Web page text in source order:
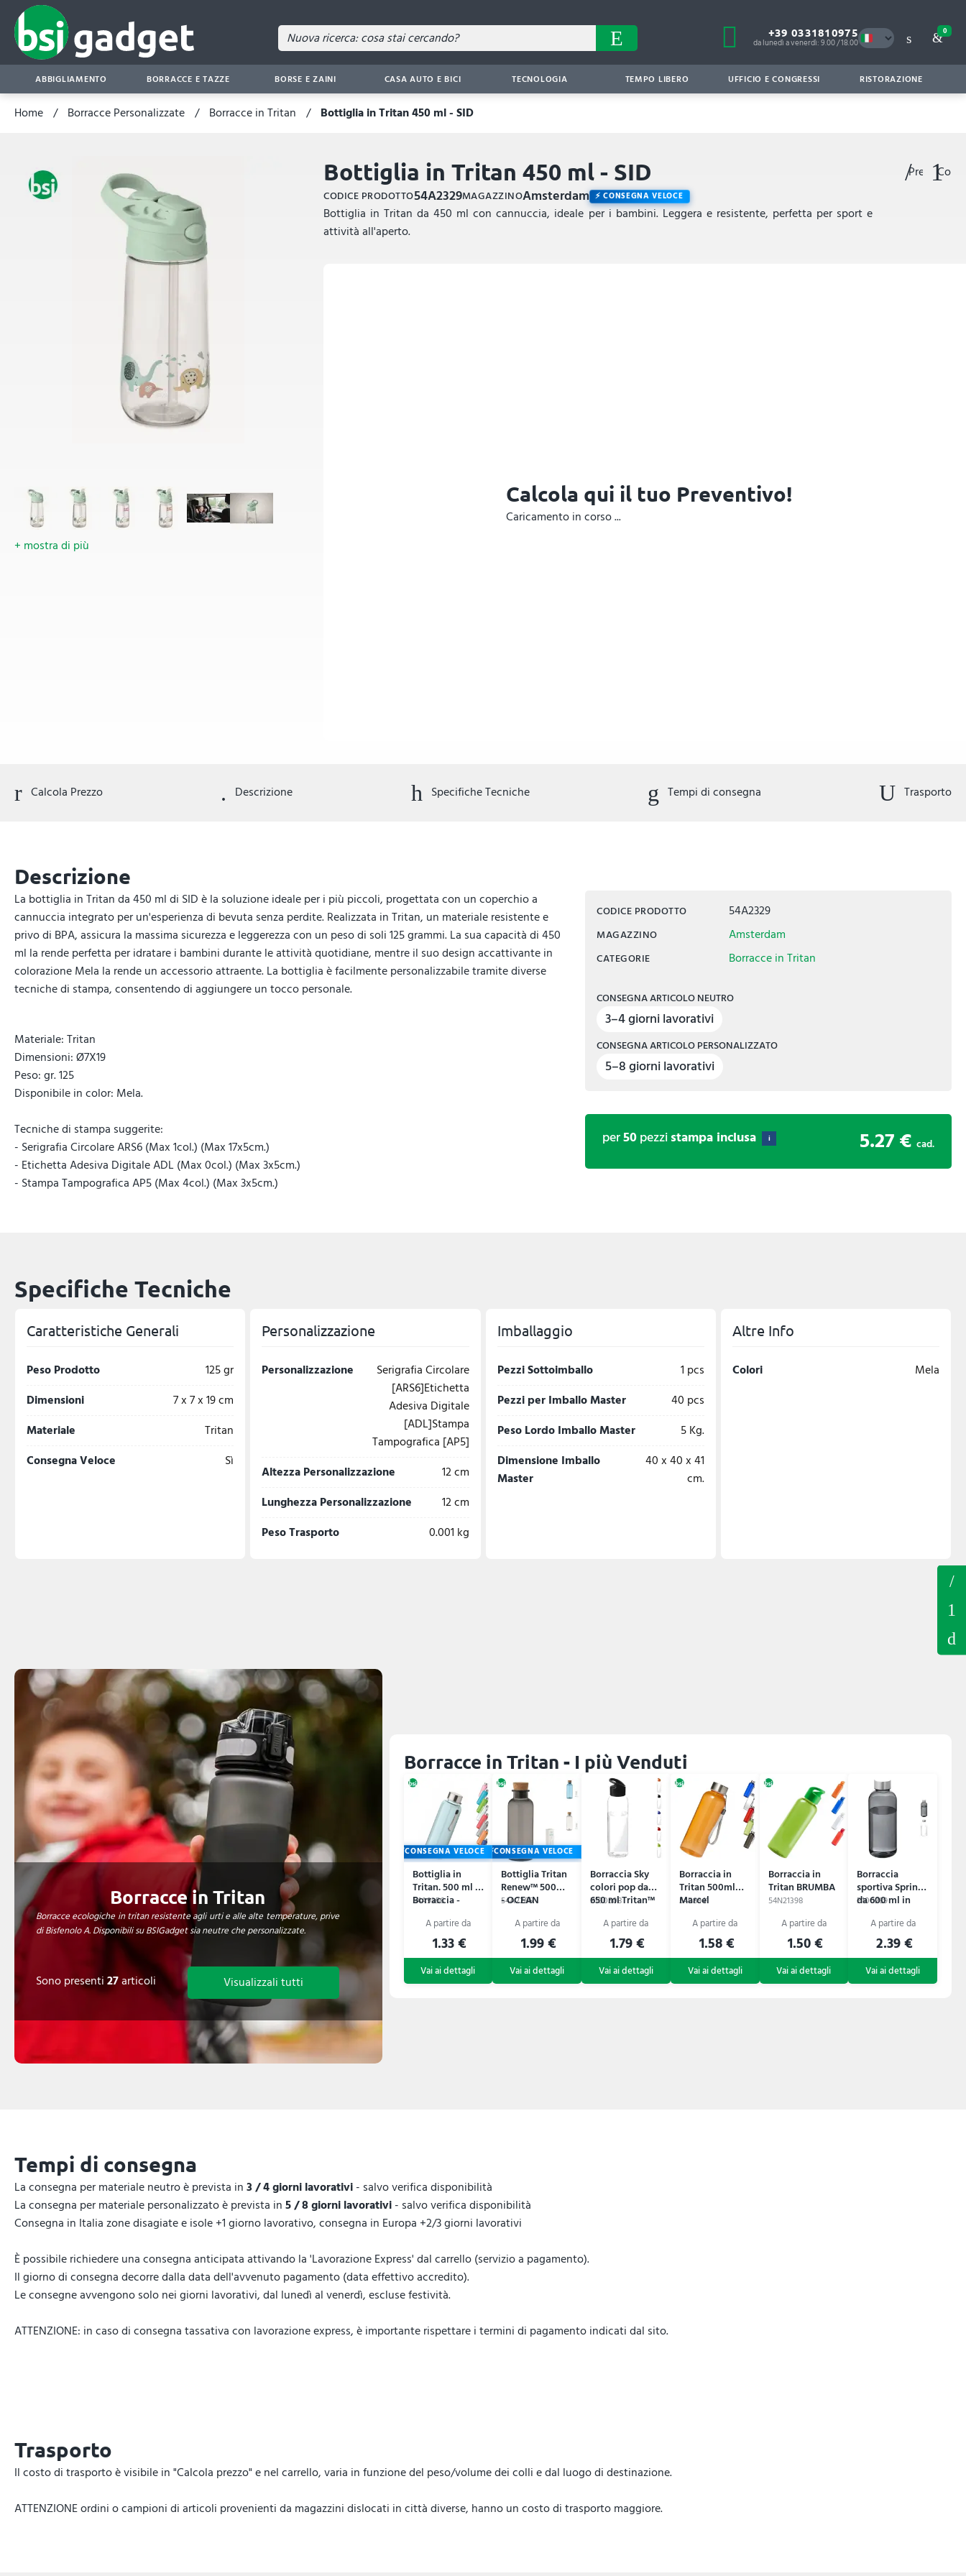
+39 0331810975
da lunedì a venerdì: 9.00 / 18.00
0
ABBIGLIAMENTO BORRACCE E TAZZE BORSE E ZAINI CASA AUTO E BICI TECNOLOGIA TEMPO LIBERO UFFICIO E CONGRESSI RISTORAZIONE
Home Borracce Personalizzate Borracce in Tritan Bottiglia in Tritan 450 ml - SID
Bottiglia in Tritan 450 ml - SID
CODICE PRODOTTO54A2329MAGAZZINOAmsterdam CONSEGNA VELOCE
Bottiglia in Tritan da 450 ml con cannuccia, ideale per i bambini. Leggera e resistente, perfetta per sport e
attività all'aperto.
+ mostra di più
Preferiti
Calcola qui il tuo Preventivo!
Caricamento in corso ...
Calcola Prezzo Descrizione Specifiche Tecniche Tempi di consegna Trasporto
Descrizione
La bottiglia in Tritan da 450 ml di SID è la soluzione ideale per i più piccoli, progettata con un coperchio a
cannuccia integrato per un'esperienza di bevuta senza perdite. Realizzata in Tritan, un materiale resistente e
privo di BPA, assicura la massima sicurezza e leggerezza con un peso di soli 125 grammi. La sua capacità di 450
ml la rende perfetta per idratare i bambini durante le attività quotidiane, mentre il suo design accattivante in
colorazione Mela la rende un accessorio attraente. La bottiglia è facilmente personalizzabile tramite diverse
tecniche di stampa, consentendo di aggiungere un tocco personale.
Materiale: Tritan
Dimensioni: Ø7X19
Peso: gr. 125
Disponibile in color: Mela.
Tecniche di stampa suggerite:
- Serigrafia Circolare ARS6 (Max 1col.) (Max 17x5cm.)
- Etichetta Adesiva Digitale ADL (Max 0col.) (Max 3x5cm.)
- Stampa Tampografica AP5 (Max 4col.) (Max 3x5cm.)
CODICE PRODOTTO 54A2329
MAGAZZINO Amsterdam
CATEGORIE Borracce in Tritan
CONSEGNA ARTICOLO NEUTRO
3–4 giorni lavorativi
CONSEGNA ARTICOLO PERSONALIZZATO
5–8 giorni lavorativi
per50pezzistampa inclusa i 5.27 € cad.
Specifiche Tecniche
Caratteristiche Generali
Peso Prodotto
125 gr
Dimensioni
7 x 7 x 19 cm
Materiale
Tritan
Consegna Veloce
Sì
Personalizzazione
Personalizzazione
Serigrafia Circolare
[ARS6]Etichetta
Adesiva Digitale
[ADL]Stampa
Tampografica [AP5]
Altezza Personalizzazione
12 cm
Lunghezza Personalizzazione
12 cm
Peso Trasporto
0.001 kg
Imballaggio
Pezzi Sottoimballo
1 pcs
Pezzi per Imballo Master
40 pcs
Peso Lordo Imballo Master
5 Kg.
Dimensione Imballo
Master
40 x 40 x 41
cm.
Altre Info
Colori Mela
Borracce in Tritan
Borracce ecologiche in tritan resistente agli urti e alle alte temperature, prive
di Bisfenolo A. Disponibili su BSIGadget sia neutre che personalizzate.
Sono presenti27articoli Visualizzali tutti
Borracce in Tritan - I più Venduti
CONSEGNA VELOCE
Bottiglia in
Tritan. 500 ml -
Borraccia -
54A9356
1.33 €
CONSEGNA VELOCE
Bottiglia Tritan
Renew™ 500ml
- OCEAN
54A2266
1.99 €
Borraccia Sky
colori pop da
650 ml Tritan™
P100508
1.79 €
Borraccia in
Tritan 500ml
Marcel
54B8941
1.58 €
Borraccia in
Tritan BRUMBA
54N21398
1.50 €
Borraccia
sportiva Spring
da 600 ml in
P100289
2.39 €
Tempi di consegna
La consegna per materiale neutro è prevista in3 / 4 giorni lavorativi- salvo verifica disponibilità
La consegna per materiale personalizzato è prevista in5 / 8 giorni lavorativi- salvo verifica disponibilità
Consegna in Italia zone disagiate e isole +1 giorno lavorativo, consegna in Europa +2/3 giorni lavorativi
È possibile richiedere una consegna anticipata attivando la 'Lavorazione Express' dal carrello (servizio a pagamento).
Il giorno di consegna decorre dalla data dell'avvenuto pagamento (data effettivo accredito).
Le consegne avvengono solo nei giorni lavorativi, dal lunedì al venerdì, escluse festività.
ATTENZIONE: in caso di consegna tassativa con lavorazione express, è importante rispettare i termini di pagamento indicati dal sito.
Trasporto
Il costo di trasporto è visibile in "Calcola prezzo" e nel carrello, varia in funzione del peso/volume dei colli e dal luogo di destinazione.
ATTENZIONE ordini o campioni di articoli provenienti da magazzini dislocati in città diverse, hanno un costo di trasporto maggiore.